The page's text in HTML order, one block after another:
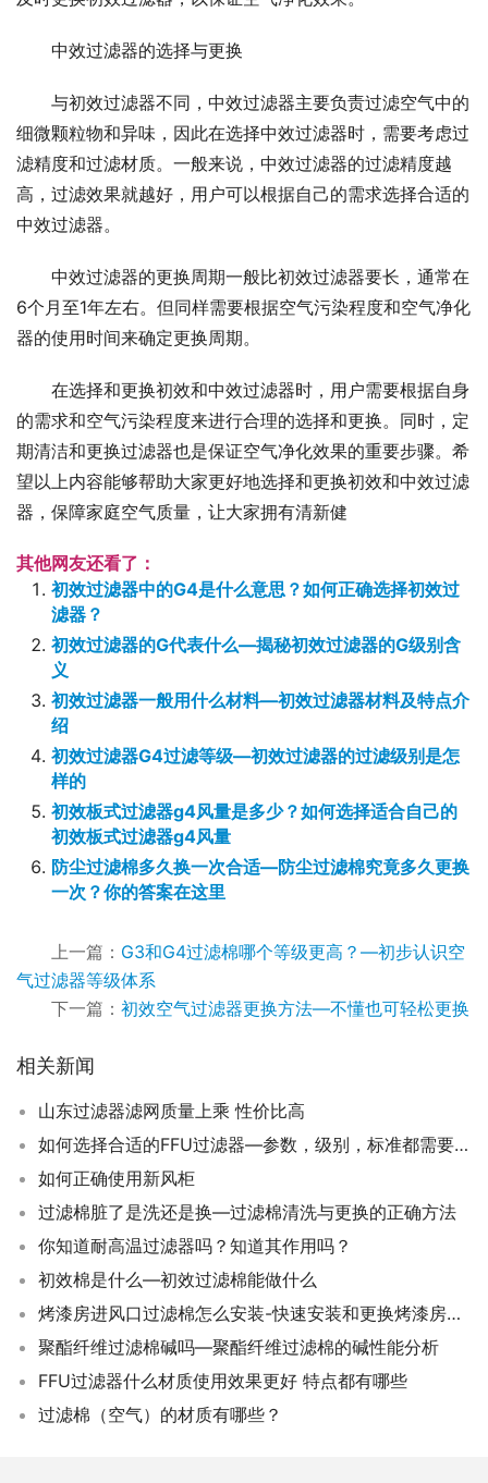
中效过滤器的选择与更换
与初效过滤器不同，中效过滤器主要负责过滤空气中的
细微颗粒物和异味，因此在选择中效过滤器时，需要考虑过
滤精度和过滤材质。一般来说，中效过滤器的过滤精度越
高，过滤效果就越好，用户可以根据自己的需求选择合适的
中效过滤器。
中效过滤器的更换周期一般比初效过滤器要长，通常在
6个月至1年左右。但同样需要根据空气污染程度和空气净化
器的使用时间来确定更换周期。
在选择和更换初效和中效过滤器时，用户需要根据自身
的需求和空气污染程度来进行合理的选择和更换。同时，定
期清洁和更换过滤器也是保证空气净化效果的重要步骤。希
望以上内容能够帮助大家更好地选择和更换初效和中效过滤
器，保障家庭空气质量，让大家拥有清新健
其他网友还看了：
初效过滤器中的G4是什么意思？如何正确选择初效过
滤器？
初效过滤器的G代表什么—揭秘初效过滤器的G级别含
义
初效过滤器一般用什么材料—初效过滤器材料及特点介
绍
初效过滤器G4过滤等级—初效过滤器的过滤级别是怎
样的
初效板式过滤器g4风量是多少？如何选择适合自己的
初效板式过滤器g4风量
防尘过滤棉多久换一次合适—防尘过滤棉究竟多久更换
一次？你的答案在这里
上一篇： G3和G4过滤棉哪个等级更高？—初步认识空
气过滤器等级体系
下一篇： 初效空气过滤器更换方法—不懂也可轻松更换
相关新闻
山东过滤器滤网质量上乘 性价比高
如何选择合适的FFU过滤器—参数，级别，标准都需要知道
如何正确使用新风柜
过滤棉脏了是洗还是换—过滤棉清洗与更换的正确方法
你知道耐高温过滤器吗？知道其作用吗？
初效棉是什么—初效过滤棉能做什么
烤漆房进风口过滤棉怎么安装-快速安装和更换烤漆房进风口过滤棉的方法
聚酯纤维过滤棉碱吗—聚酯纤维过滤棉的碱性能分析
FFU过滤器什么材质使用效果更好 特点都有哪些
过滤棉（空气）的材质有哪些？